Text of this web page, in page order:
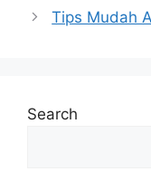
Tips Mudah
Search